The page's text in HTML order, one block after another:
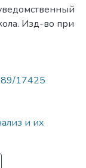
Изд-во при
17425
и их